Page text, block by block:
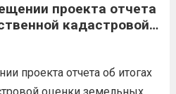
без вашего согласия,
по окончании срока
Регион предоставляет
мер поддержки:
единовременно;...
проекта отчета
кадастровой
на
проекта отчета об итогах